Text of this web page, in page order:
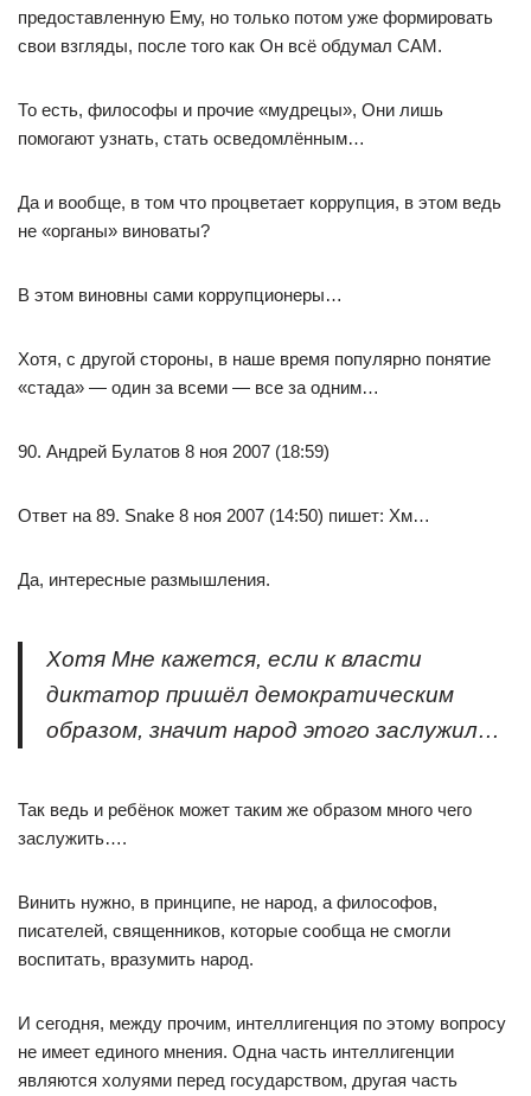
предоставленную Ему, но только потом уже формировать
свои взгляды, после того как Он всё обдумал САМ.
То есть, философы и прочие «мудрецы», Они лишь
помогают узнать, стать осведомлённым…
Да и вообще, в том что процветает коррупция, в этом ведь
не «органы» виноваты?
В этом виновны сами коррупционеры…
Хотя, с другой стороны, в наше время популярно понятие
«стада» — один за всеми — все за одним…
90. Андрей Булатов 8 ноя 2007 (18:59)
Ответ на 89. Snake 8 ноя 2007 (14:50) пишет: Хм…
Да, интересные размышления.
Хотя Мне кажется, если к власти
диктатор пришёл демократическим
образом, значит народ этого заслужил…
Так ведь и ребёнок может таким же образом много чего
заслужить….
Винить нужно, в принципе, не народ, а философов,
писателей, священников, которые сообща не смогли
воспитать, вразумить народ.
И сегодня, между прочим, интеллигенция по этому вопросу
не имеет единого мнения. Одна часть интеллигенции
являются холуями перед государством, другая часть